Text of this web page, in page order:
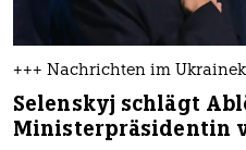
+++ Nachrichten im
Selenskyj schlägt
Ministerpräsidentin